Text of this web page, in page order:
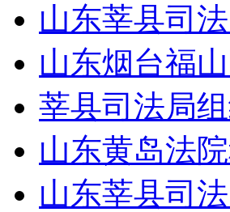
山东莘县司
山东烟台福
莘县司法局
山东黄岛法
山东莘县司